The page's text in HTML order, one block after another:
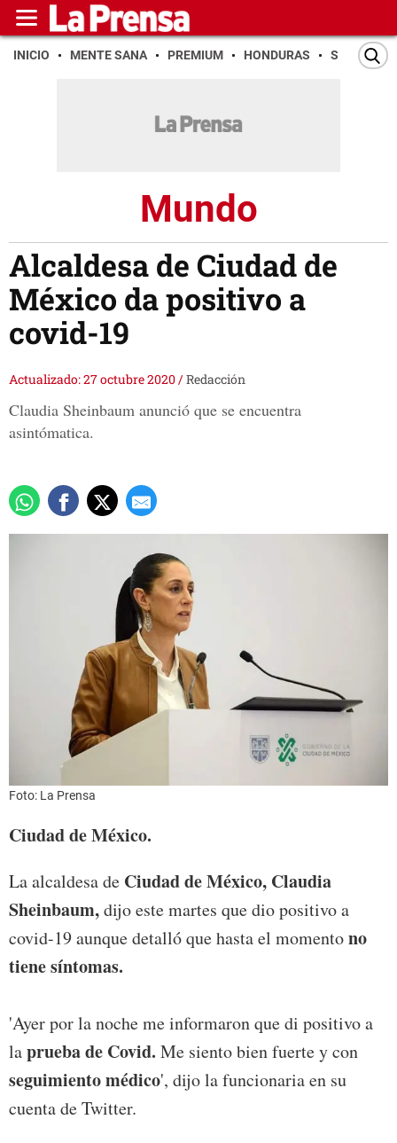
INICIO MENTE SANA PREMIUM HONDURAS SAN PEDRO
Mundo
Alcaldesa de Ciudad de
México da positivo a
covid-19
Actualizado: 27 octubre 2020/Redacción
Claudia Sheinbaum anunció que se encuentra
asintómatica.
Foto: La Prensa
Ciudad de México.
La alcaldesa de Ciudad de México, Claudia
Sheinbaum,dijo este martes que dio positivo a
covid-19 aunque detalló que hasta el momentono
tiene síntomas.
'Ayer por la noche me informaron que di positivo a
laprueba de Covid. Me siento bien fuerte y con
seguimiento médico', dijo la funcionaria en su
cuenta de Twitter.